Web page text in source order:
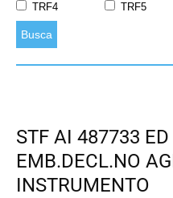
TRF4
TRF5
Busca
STF AI 487733
EMB.DECL.NO
INSTRUMENTO